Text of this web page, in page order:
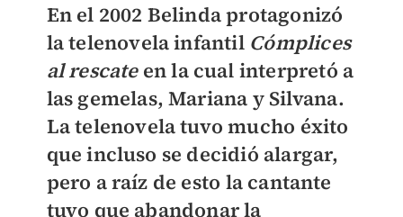
En el 2002 Belinda protagonizó
la telenovela infantil Cómplices
al rescateen la cual interpretó a
las gemelas, Mariana y Silvana.
La telenovela tuvo mucho éxito
que incluso se decidió alargar,
pero a raíz de esto la cantante
tuvo que abandonar la